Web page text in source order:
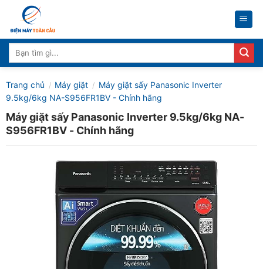
content
Tìm
kiếm:
Trang chủ / Máy giặt / Máy giặt sấy Panasonic Inverter
9.5kg/6kg NA-S956FR1BV - Chính hãng
Máy giặt sấy Panasonic Inverter 9.5kg/6kg NA-
S956FR1BV - Chính hãng